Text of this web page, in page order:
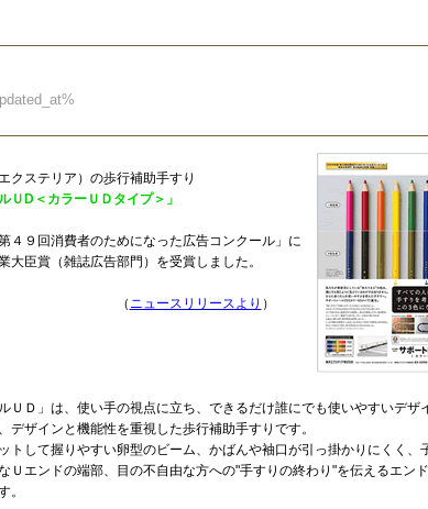
クステリア）の歩行補助手すり
ＵD＜カラーＵＤタイプ＞」
４９回消費者のためになった広告コンクール」に
大臣賞（雑誌広告部門）を受賞しました。
ニュースリリースより ）
ＵＤ」は、使い手の視点に立ち、できるだけ誰にでも使いやすいデザ
デザインと機能性を重視した歩行補助手すりです。
トして握りやすい卵型のビーム、かばんや袖口が引っ掛かりにくく、
Ｕエンドの端部、目の不自由な方への"手すりの終わり"を伝えるエン
。